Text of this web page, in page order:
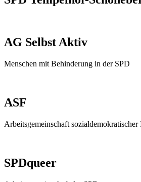
AG Selbst Aktiv
Menschen mit Behinderung in der SPD
ASF
Arbeitsgemeinschaft sozialdemokratischer
SPDqueer